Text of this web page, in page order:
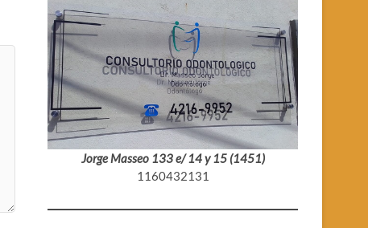
Jorge Masseo 133 e/ 14 y 15 (1451)
1160432131